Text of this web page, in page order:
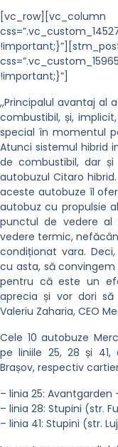
!important;}”]
,,Principalul avantaj al
combustibil, și,
special în momentul
Atunci sistemul hibrid
de combustibil, dar
autobuzul Citaro
aceste autobuze îl
autobuz cu propulsie
punctul de vedere
vedere termic,
condiționat vara.
cu asta, să
pentru că este un
aprecia și vor dori să
Valeriu Zaharia, CEO
Cele 10 autobuze
pe liniile 25, 28 și 41,
Brașov, respectiv
– linia 25: Avantgarden
– linia 28: Stupini (str.
– linia 41: Stupini (str.